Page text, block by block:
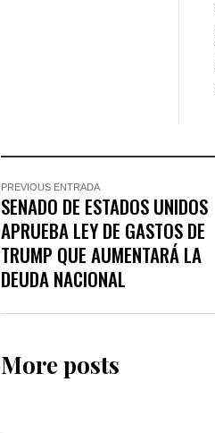
PREVIOUS ENTRADA
SENADO DE ESTADOS UNIDOS
APRUEBA LEY DE GASTOS DE
TRUMP QUE AUMENTARÁ LA
DEUDA NACIONAL
More posts